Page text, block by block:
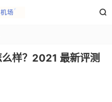

样？2021 最新评测